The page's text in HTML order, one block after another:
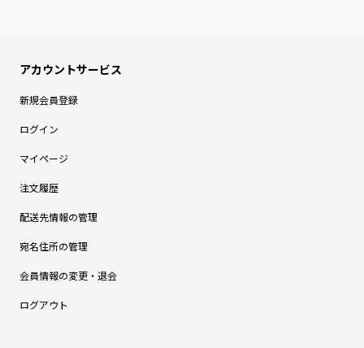
新規会員登録
ログイン
マイページ
注文履歴
配送先情報の管理
宛名住所の管理
会員情報の変更・退会
ログアウト